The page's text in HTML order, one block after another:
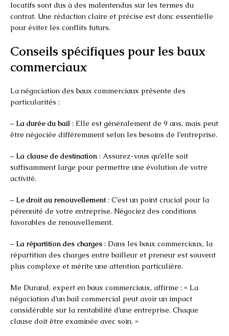
locatifs sont dus à des malentendus sur les termes du
contrat. Une rédaction claire et précise est donc essentielle
pour éviter les conflits futurs.
Conseils spécifiques pour les baux
commerciaux
La négociation des baux commerciaux présente des
particularités :
– La durée du bail : Elle est généralement de 9 ans, mais peut
être négociée différemment selon les besoins de l’entreprise.
– La clause de destination : Assurez-vous qu’elle soit
suffisamment large pour permettre une évolution de votre
activité.
– Le droit au renouvellement: C’est un point crucial pour la
pérennité de votre entreprise. Négociez des conditions
favorables de renouvellement.
– La répartition des charges : Dans les baux commerciaux, la
répartition des charges entre bailleur et preneur est souvent
plus complexe et mérite une attention particulière.
Me Durand, expert en baux commerciaux, affirme : « La
négociation d’un bail commercial peut avoir un impact
considérable sur la rentabilité d’une entreprise. Chaque
clause doit être examinée avec soin. »